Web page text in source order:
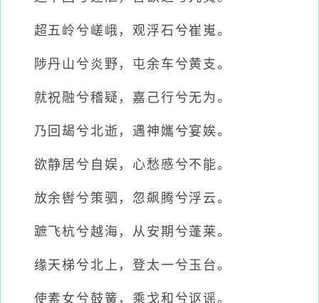
超五岭兮嵯峨，观浮石兮崔嵬。
陟丹山兮炎野，屯余车兮黄支。
就祝融兮稽疑，嘉己行兮无为。
乃回朅兮北逝，遇神孈兮宴娭。
欲静居兮自娱，心愁慼兮不能。
放余辔兮策驷，忽飙腾兮浮云。
蹠飞杭兮越海，从安期兮蓬莱。
缘天梯兮北上，登太一兮玉台。
使素女兮鼓簧，乘戈和兮讴谣。